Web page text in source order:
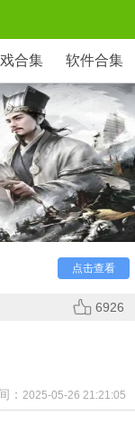
合集 软件合集
点击查看
手游，
夺天
天时地
争博
6926
： 2025-05-26 21:21:05